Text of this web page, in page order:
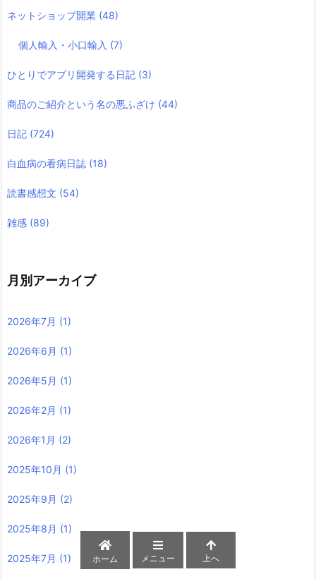
ネットショップ開業 (48)
個人輸入・小口輸入 (7)
ひとりでアプリ開発する日記 (3)
商品のご紹介という名の悪ふざけ (44)
日記 (724)
白血病の看病日誌 (18)
読書感想文 (54)
雑感 (89)
月別アーカイブ
2026年7月 (1)
2026年6月 (1)
2026年5月 (1)
2026年2月 (1)
2026年1月 (2)
2025年10月 (1)
2025年9月 (2)
2025年8月 (1)
2025年7月 (1) ホーム メニュー 上へ